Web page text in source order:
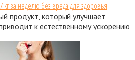
кг за неделю без вреда для здоровья
продукт, который улучшает
к естественному ускорению